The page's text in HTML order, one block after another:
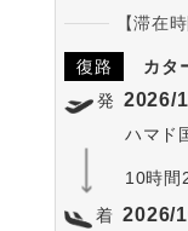
【滞在
復路 カタ
発 2026/
ハマド
10時間
着 2026/